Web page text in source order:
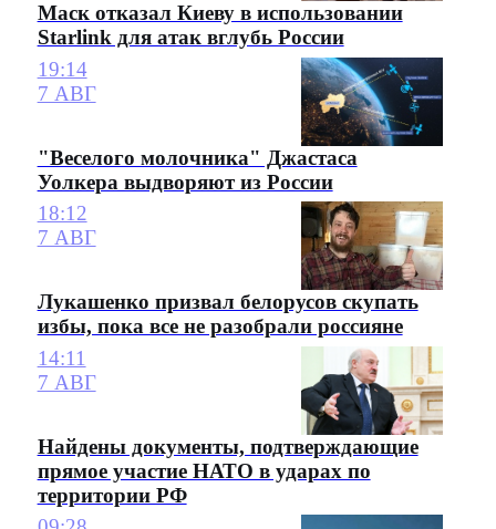
Маск отказал Киеву в использовании
Starlink для атак вглубь России
19:14
7 АВГ
"Веселого молочника" Джастаса
Уолкера выдворяют из России
18:12
7 АВГ
Лукашенко призвал белорусов скупать
избы, пока все не разобрали россияне
14:11
7 АВГ
Найдены документы, подтверждающие
прямое участие НАТО в ударах по
территории РФ